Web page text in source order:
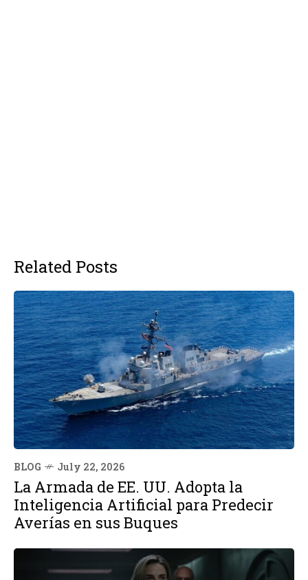
Related Posts
BLOG July 22, 2026
La Armada de EE. UU. Adopta la
Inteligencia Artificial para Predecir
Averías en sus Buques